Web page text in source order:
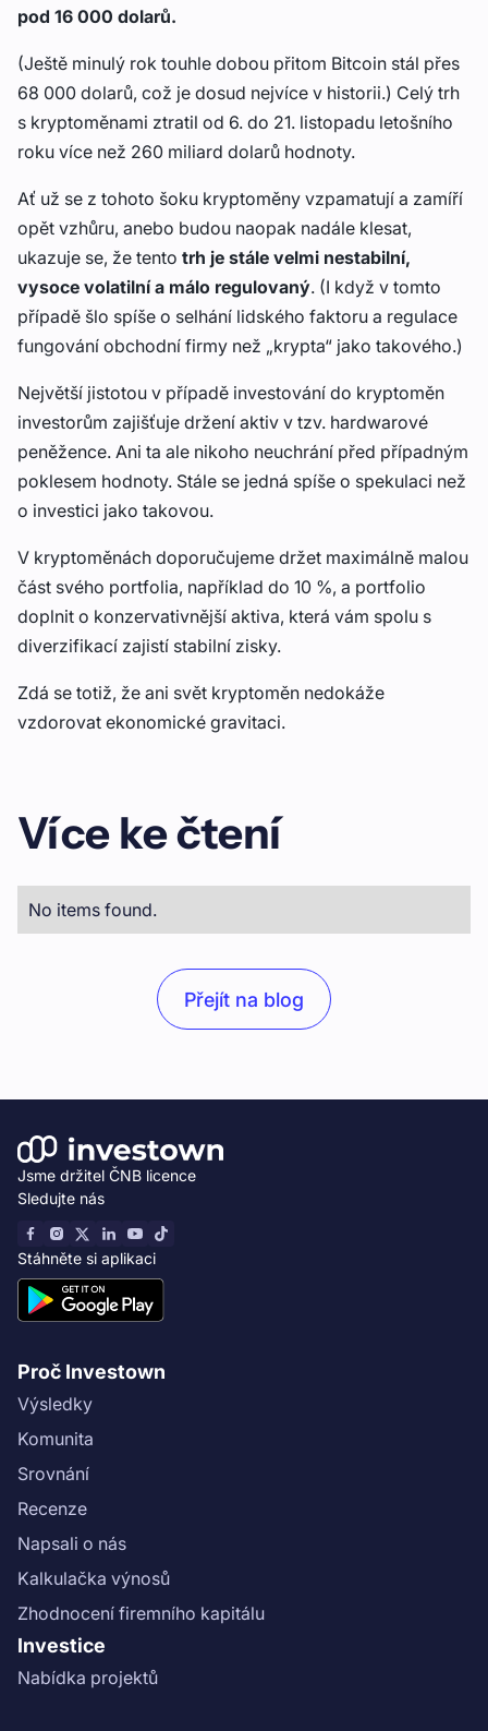
pod 16 000 dolarů.
(Ještě minulý rok touhle dobou přitom Bitcoin stál přes
68 000 dolarů, což je dosud nejvíce v historii.) Celý trh
s kryptoměnami ztratil od 6. do 21. listopadu letošního
roku více než 260 miliard dolarů hodnoty.
Ať už se z tohoto šoku kryptoměny vzpamatují a zamíří
opět vzhůru, anebo budou naopak nadále klesat,
ukazuje se, že tento trh je stále velmi nestabilní,
vysoce volatilní a málo regulovaný. (I když v tomto
případě šlo spíše o selhání lidského faktoru a regulace
fungování obchodní firmy než „krypta“ jako takového.)
Největší jistotou v případě investování do kryptoměn
investorům zajišťuje držení aktiv v tzv. hardwarové
peněžence. Ani ta ale nikoho neuchrání před případným
poklesem hodnoty. Stále se jedná spíše o spekulaci než
o investici jako takovou.
V kryptoměnách doporučujeme držet maximálně malou
část svého portfolia, například do 10 %, a portfolio
doplnit o konzervativnější aktiva, která vám spolu s
diverzifikací zajistí stabilní zisky.
Zdá se totiž, že ani svět kryptoměn nedokáže
vzdorovat ekonomické gravitaci.
Více ke čtení
No items found.
Přejít na blog
Jsme držitel ČNB licence
Sledujte nás
Stáhněte si aplikaci
Proč Investown
Výsledky
Komunita
Srovnání
Recenze
Napsali o nás
Kalkulačka výnosů
Zhodnocení firemního kapitálu
Investice
Nabídka projektů